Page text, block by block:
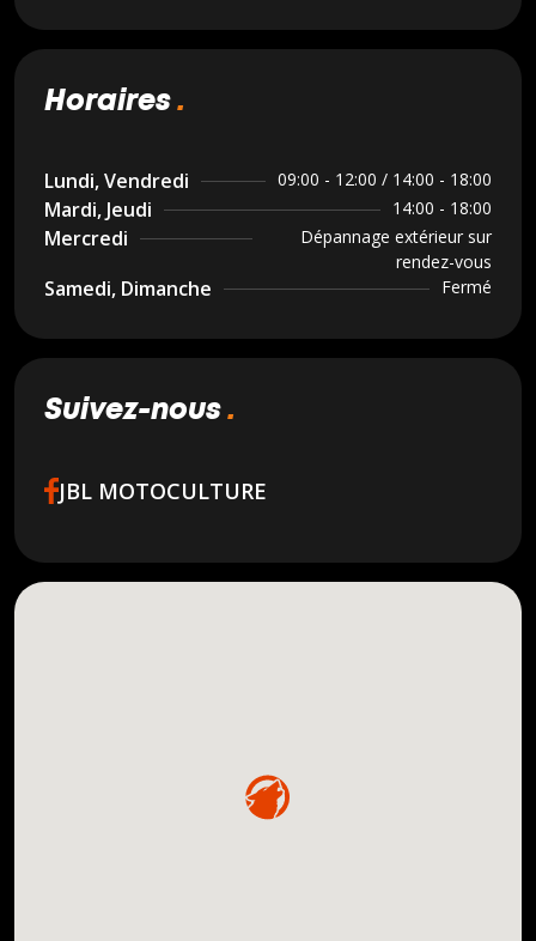
horaires
Lundi, Vendredi 09:00 - 12:00 / 14:00 - 18:00
Mardi, Jeudi 14:00 - 18:00
Mercredi
Dépannage extérieur sur
rendez-vous
Samedi, Dimanche Fermé
suivez-nous
JBL MOTOCULTURE